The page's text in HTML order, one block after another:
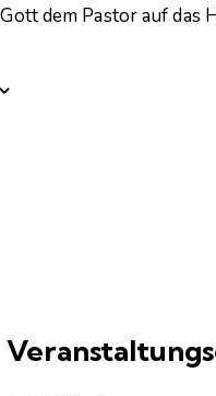
dem Pastor auf das